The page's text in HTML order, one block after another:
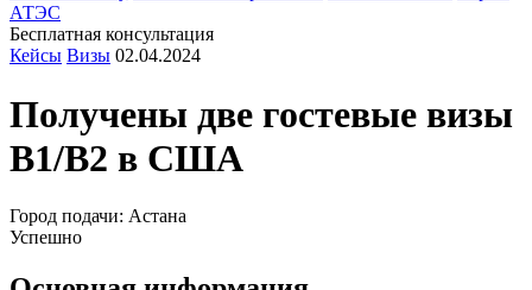
АТЭС
Бесплатная консультация
Кейсы Визы 02.04.2024
Получены две гостевые визы
B1/B2 в США
Город подачи: Астана
Успешно